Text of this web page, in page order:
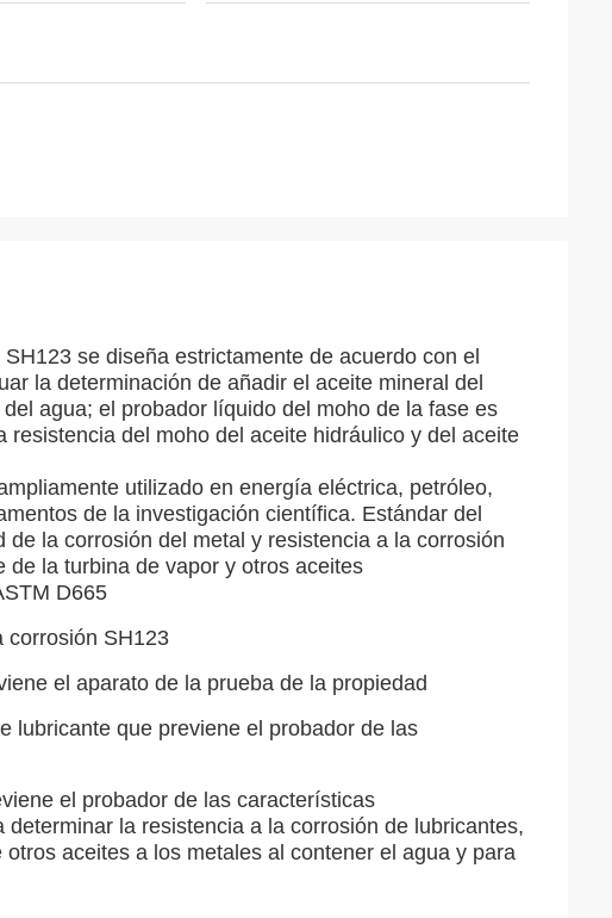
se diseña estrictamente de acuerdo con el
la determinación de añadir el aceite mineral del
agua; el probador líquido del moho de la fase es
del moho del aceite hidráulico y del aceite
utilizado en energía eléctrica, petróleo,
de la investigación científica. Estándar del
la corrosión del metal y resistencia a la corrosión
la turbina de vapor y otros aceites
D665
corrosión SH123
el aparato de la prueba de la propiedad
lubricante que previene el probador de las
el probador de las características
la resistencia a la corrosión de lubricantes,
aceites a los metales al contener el agua y para